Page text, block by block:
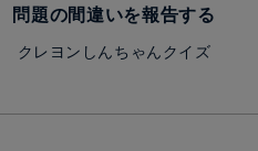
問題の間違いを報告する
クレヨンしんちゃんクイズ